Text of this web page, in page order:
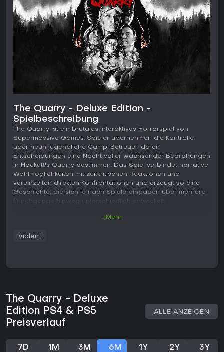
The Quarry - Deluxe Edition -
Spielbeschreibung
The Quarry ist ein brutales interaktives Horrorspiel von
Supermassive Games. Spieler übernehmen die Kontrolle
über neun jugendliche Camp-Betreuer, deren
Entscheidungen eine Nacht voller wachsender Bedrohungen
in Hackett's Quarry bestimmen. Das Spiel verbindet narrative
Wahlmöglichkeiten mit zeitkritischen Reaktionen und
vereinzelten direkten Konfrontationen und erzeugt so eine
Geschichte, die sich je nach Spielereingaben über mehrere
Durchgänge hinweg unterschiedlich entwickelt.
Persönlichkeitsmerkmale und Beziehungen der Betreuer
Begegnungen mit feindlichen Kräften überleben. Quick-Time-
unmittelbare Reaktionen auf sich entwickelnde Gefahren
verlangen. Kämpfe kommen nur begrenzt vor, etwa beim
Einsatz von Schusswaffen wie einer Schrotflinte, wenn
Bedrohungen näher rücken.
Barrierefreiheitsoptionen ermöglichen es, Timer für
Entscheidungen anzupassen, Button-Mashing-
+Mehr
Violent
The Quarry - Deluxe
Edition PS4 & PS5
Preisverlauf
ALLE ANZEIGEN
7D 1M 3M 6M 1Y 2Y 3Y